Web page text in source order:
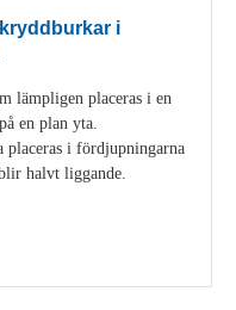
i
lämpligen placeras i en
en plan yta.
placeras i fördjupningarna
halvt liggande.